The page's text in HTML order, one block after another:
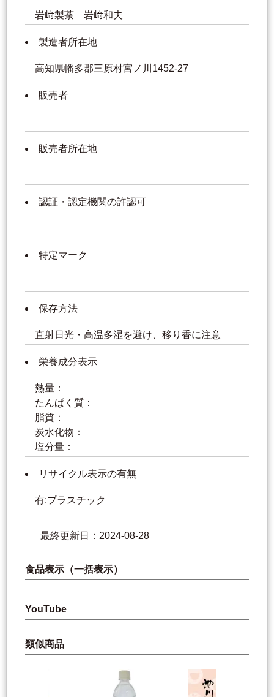
岩﨑製茶 岩﨑和夫
製造者所在地
高知県幡多郡三原村宮ノ川1452-27
販売者
販売者所在地
認証・認定機関の許認可
特定マーク
保存方法
直射日光・高温多湿を避け、移り香に注意
栄養成分表示
熱量：
たんぱく質：
脂質：
炭水化物：
塩分量：
リサイクル表示の有無
有:プラスチック
最終更新日：2024-08-28
食品表示（一括表示）
YouTube
類似商品